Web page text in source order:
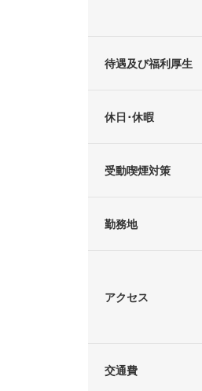
待遇及び福利厚生
休日･休暇
受動喫煙対策
勤務地
アクセス
交通費